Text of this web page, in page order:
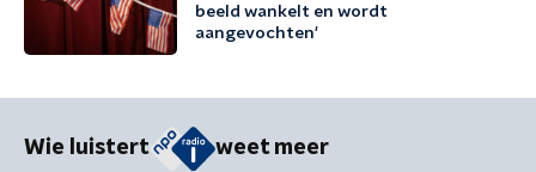
beeld wankelt en wordt
aangevochten'
Wie luistert weet meer